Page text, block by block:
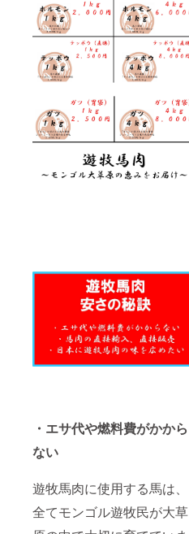
・エサ代や燃料費がかから
ない
遊牧馬肉に使用する馬は、
全てモンゴル遊牧民が大草